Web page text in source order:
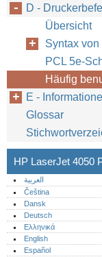
D -
Übersicht
Syntax
PCL 5e-
Häufig
E -
Glossar
HP LaserJet 4050
العربية
Čeština
Dansk
Deutsch
Ελληνικά
English
Español